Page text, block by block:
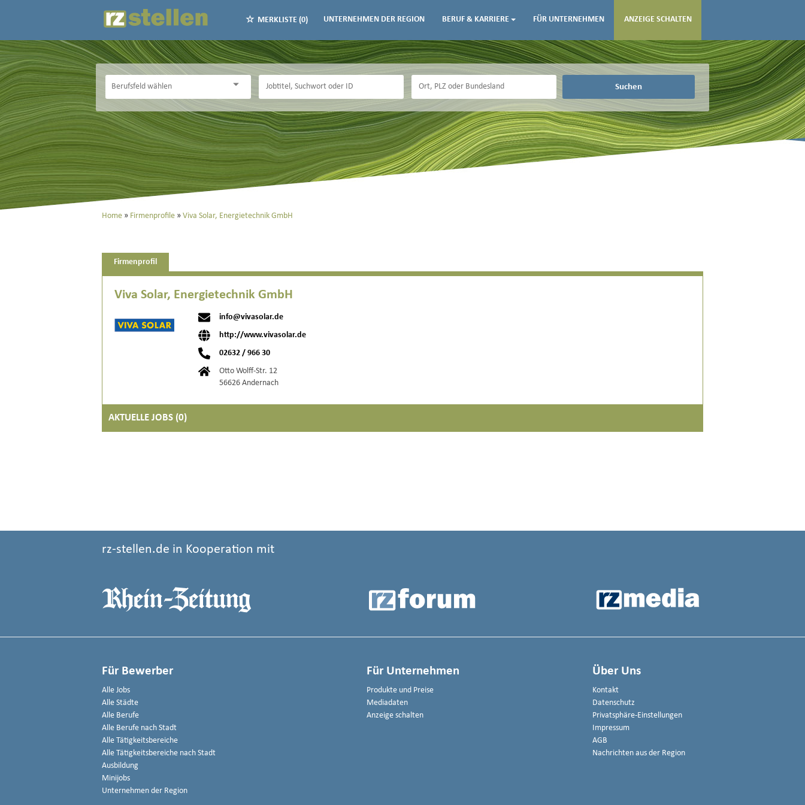
MERKLISTE (0) UNTERNEHMEN DER REGION BERUF & KARRIERE FÜR UNTERNEHMEN ANZEIGE SCHALTEN
Suchen
Home Firmenprofile Viva Solar, Energietechnik GmbH
Firmenprofil
Viva Solar, Energietechnik GmbH
info@vivasolar.de
http://www.vivasolar.de
02632 / 966 30
Otto Wolff-Str. 12
56626 Andernach
AKTUELLE JOBS (0)
rz-stellen.de in Kooperation mit
Für Bewerber
Alle Jobs
Alle Städte
Alle Berufe
Alle Berufe nach Stadt
Alle Tätigkeitsbereiche
Alle Tätigkeitsbereiche nach Stadt
Ausbildung
Minijobs
Unternehmen der Region
Für Unternehmen
Produkte und Preise
Mediadaten
Anzeige schalten
Über Uns
Kontakt
Datenschutz
Privatsphäre-Einstellungen
Impressum
AGB
Nachrichten aus der Region